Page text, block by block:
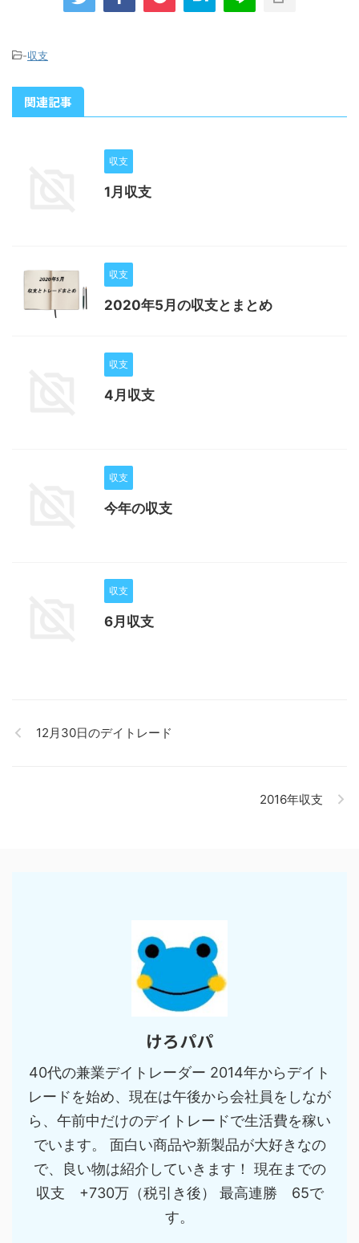
-収支
関連記事
収支
1月収支
収支
2020年5月の収支とまとめ
収支
4月収支
収支
今年の収支
収支
6月収支
12月30日のデイトレード
2016年収支
けろパパ
40代の兼業デイトレーダー 2014年からデイト
レードを始め、現在は午後から会社員をしなが
ら、午前中だけのデイトレードで生活費を稼い
でいます。 面白い商品や新製品が大好きなの
で、良い物は紹介していきます！ 現在までの
収支 +730万（税引き後） 最高連勝 65で
す。